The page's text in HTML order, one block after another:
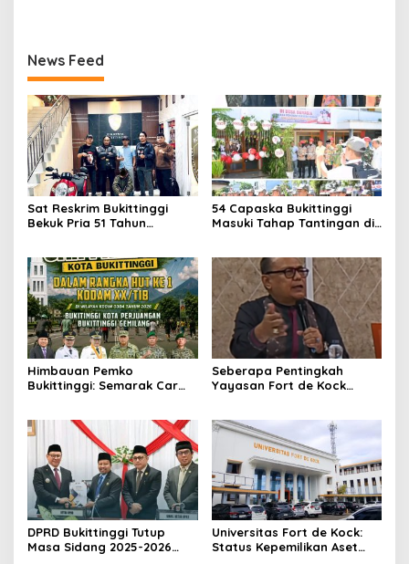
News Feed
Sat Reskrim Bukittinggi
Bekuk Pria 51 Tahun
54 Capaska Bukittinggi
Masuki Tahap Tantingan di
Himbauan Pemko
Bukittinggi: Semarak Car
Militer (KODAM) XX/Tuanku
Imam Bonjol
Seberapa Pentingkah
Yayasan Fort de Kock
Jam Gadang?
DPRD Bukittinggi Tutup
Masa Sidang 2025-2026
Universitas Fort de Kock:
Status Kepemilikan Aset